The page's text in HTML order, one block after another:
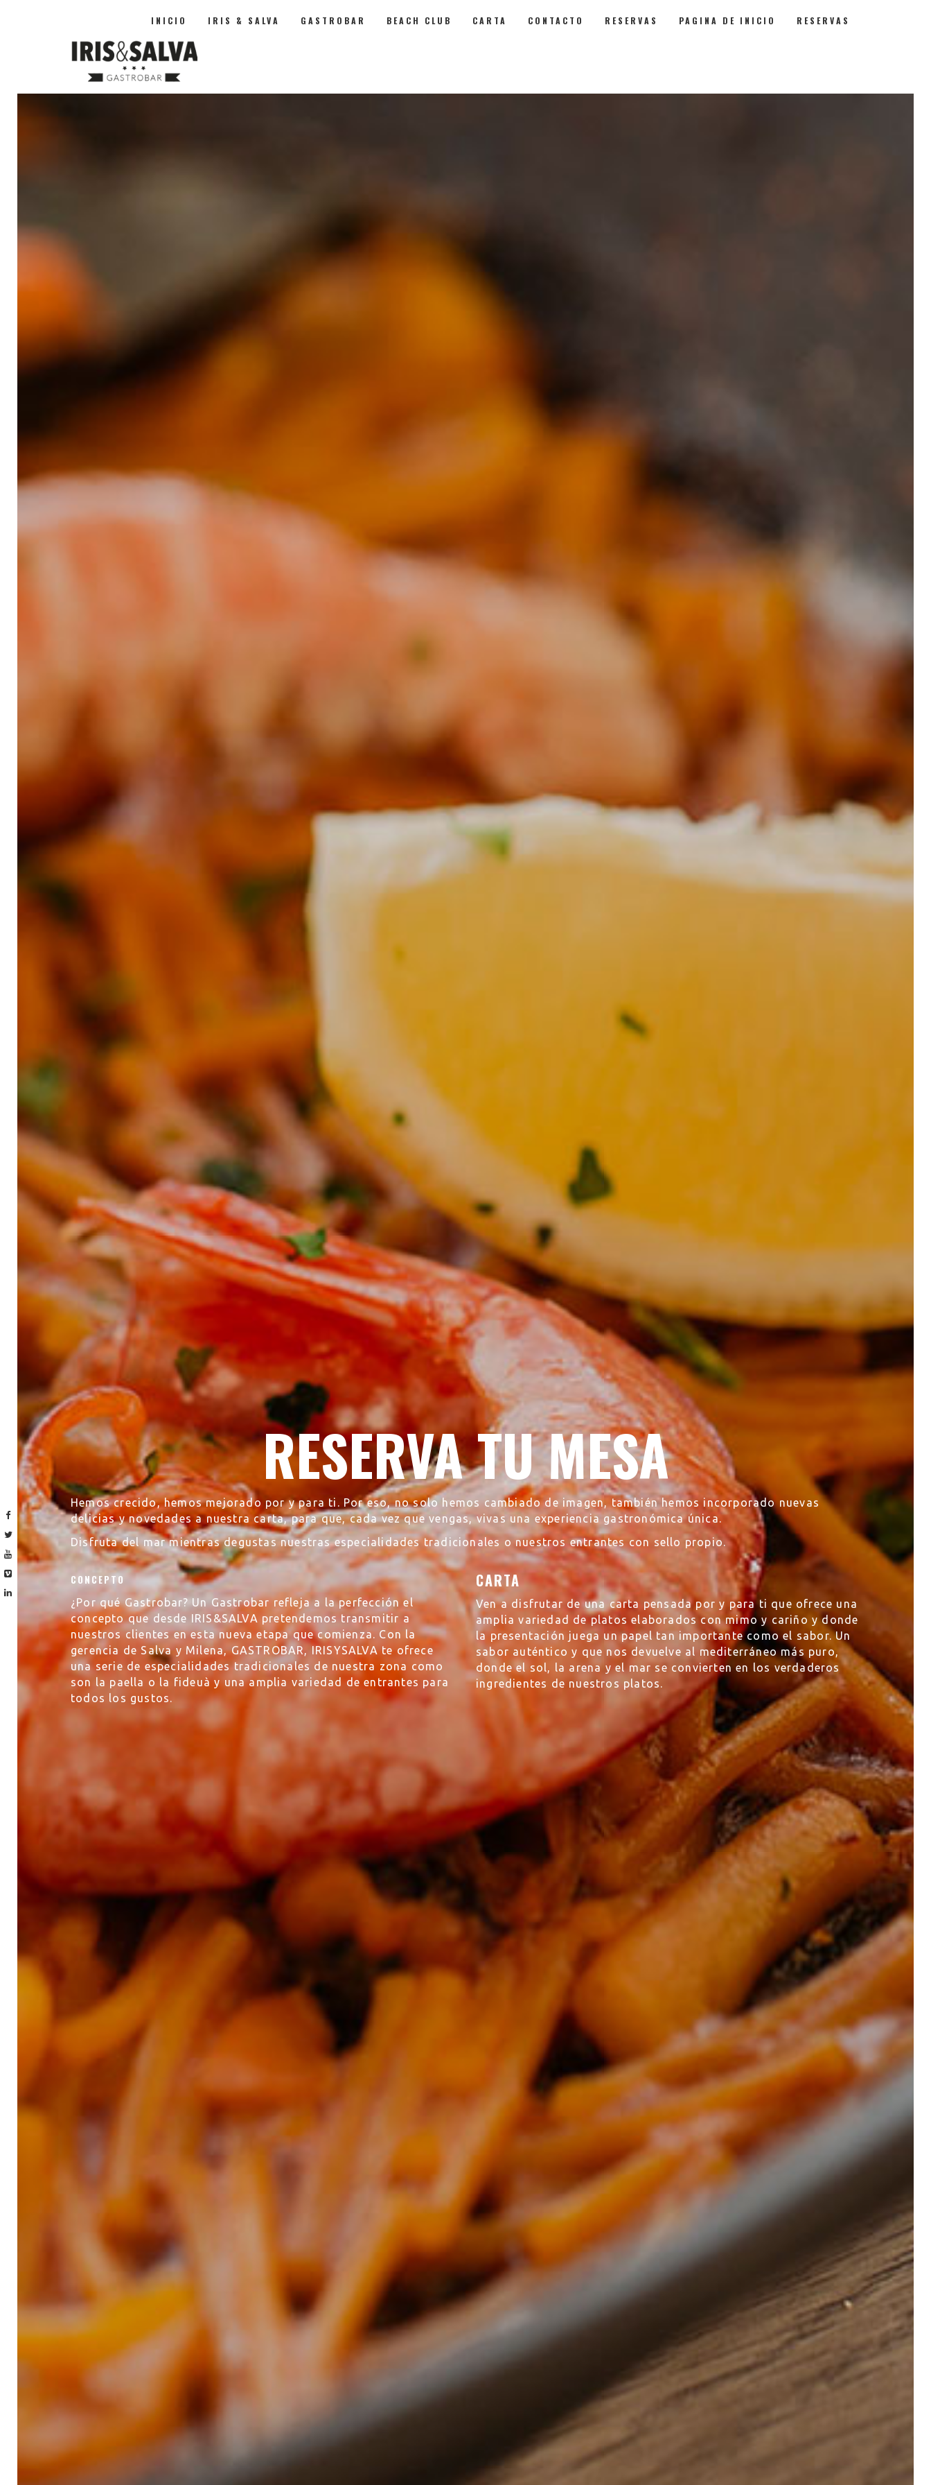
INICIO IRIS & SALVA GASTROBAR BEACH CLUB CARTA CONTACTO RESERVAS PAGINA DE INICIO RESERVAS
RESERVA TU MESA
Hemos crecido, hemos mejorado por y para ti. Por eso, no solo hemos cambiado de imagen, también hemos incorporado nuevas
delicias y novedades a nuestra carta, para que, cada vez que vengas, vivas una experiencia gastronómica única.
Disfruta del mar mientras degustas nuestras especialidades tradicionales o nuestros entrantes con sello propio.
CONCEPTO
¿Por qué Gastrobar? Un Gastrobar refleja a la perfección el
concepto que desde IRIS&SALVA pretendemos transmitir a
nuestros clientes en esta nueva etapa que comienza. Con la
gerencia de Salva y Milena, GASTROBAR, IRISYSALVA te ofrece
una serie de especialidades tradicionales de nuestra zona como
son la paella o la fideuà y una amplia variedad de entrantes para
todos los gustos.
CARTA
Ven a disfrutar de una carta pensada por y para ti que ofrece una
amplia variedad de platos elaborados con mimo y cariño y donde
la presentación juega un papel tan importante como el sabor. Un
sabor auténtico y que nos devuelve al mediterráneo más puro,
donde el sol, la arena y el mar se convierten en los verdaderos
ingredientes de nuestros platos.